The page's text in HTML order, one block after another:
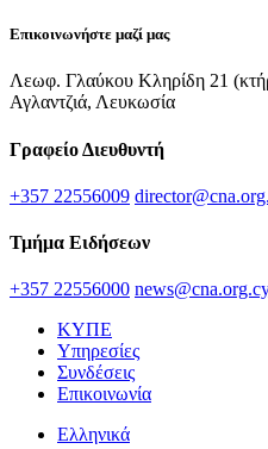
Επικοινωνήστε μαζί μας
Λεωφ. Γλαύκου Κληρίδη 21
Αγλαντζιά, Λευκωσία
Γραφείο Διευθυντή
+357 22556009
Τμήμα Ειδήσεων
+357 22556000
ΚΥΠΕ
Υπηρεσίες
Συνδέσεις
Επικοινωνία
Ελληνικά